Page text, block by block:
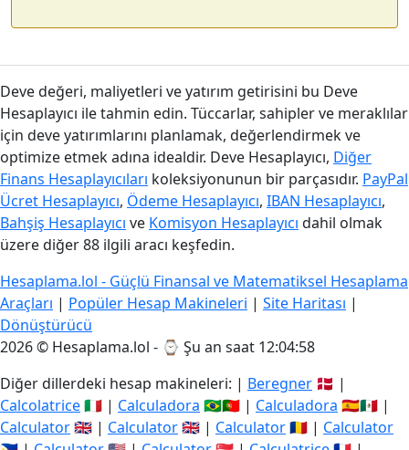
Deve değeri, maliyetleri ve yatırım getirisini bu Deve
Hesaplayıcı ile tahmin edin. Tüccarlar, sahipler ve meraklılar
için deve yatırımlarını planlamak, değerlendirmek ve
optimize etmek adına idealdir. Deve Hesaplayıcı, Diğer
Finans Hesaplayıcıları koleksiyonunun bir parçasıdır. PayPal
Ücret Hesaplayıcı, Ödeme Hesaplayıcı, IBAN Hesaplayıcı,
Bahşiş Hesaplayıcı ve Komisyon Hesaplayıcı dahil olmak
üzere diğer 88 ilgili aracı keşfedin.
Hesaplama.lol - Güçlü Finansal ve Matematiksel Hesaplama
Araçları | Popüler Hesap Makineleri | Site Haritası |
Dönüştürücü
2026 © Hesaplama.lol - ⌚ Şu an saat 12:04:58
Diğer dillerdeki hesap makineleri: | Beregner 🇩🇰 |
Calcolatrice🇮🇹 | Calculadora 🇧🇷🇵🇹 | Calculadora 🇪🇸🇲🇽 |
Calculator🇬🇧 | Calculator🇬🇧 | Calculator🇷🇴 | Calculator